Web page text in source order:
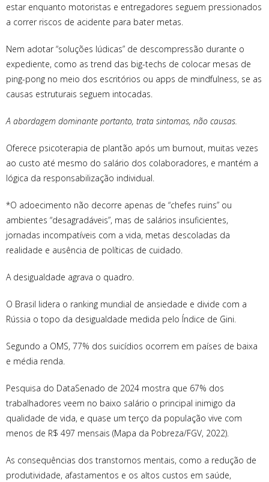
estar enquanto motoristas e entregadores seguem pressionados
a correr riscos de acidente para bater metas.
Nem adotar “soluções lúdicas” de descompressão durante o
expediente, como as trend das big-techs de colocar mesas de
ping-pong no meio dos escritórios ou apps de mindfulness, se as
causas estruturais seguem intocadas.
A abordagem dominante portanto, trata sintomas, não causas.
Oferece psicoterapia de plantão após um burnout, muitas vezes
ao custo até mesmo do salário dos colaboradores, e mantém a
lógica da responsabilização individual.
*O adoecimento não decorre apenas de “chefes ruins” ou
ambientes “desagradáveis”, mas de salários insuficientes,
jornadas incompatíveis com a vida, metas descoladas da
realidade e ausência de políticas de cuidado.
A desigualdade agrava o quadro.
O Brasil lidera o ranking mundial de ansiedade e divide com a
Rússia o topo da desigualdade medida pelo Índice de Gini.
Segundo a OMS, 77% dos suicídios ocorrem em países de baixa
e média renda.
Pesquisa do DataSenado de 2024 mostra que 67% dos
trabalhadores veem no baixo salário o principal inimigo da
qualidade de vida, e quase um terço da população vive com
menos de R$ 497 mensais (Mapa da Pobreza/FGV, 2022).
As consequências dos transtornos mentais, como a redução de
produtividade, afastamentos e os altos custos em saúde,